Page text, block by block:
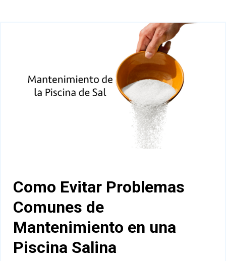
Como Evitar Problemas
Comunes de
Mantenimiento en una
Piscina Salina